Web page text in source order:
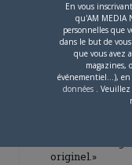
4 JUILLET 2026
[Entretien]
Lors des
originel.»
En vous
qu'AM MEDIA
personnelles que
dans le but de
que vous avez
magazines,
événementiel...), en
données . Veuillez